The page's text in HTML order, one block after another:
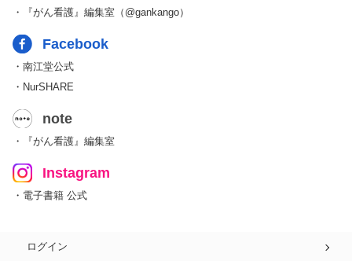
・『がん看護』編集室（@gankango）
Facebook
・南江堂公式
・NurSHARE
note
・『がん看護』編集室
Instagram
・電子書籍 公式
ログイン